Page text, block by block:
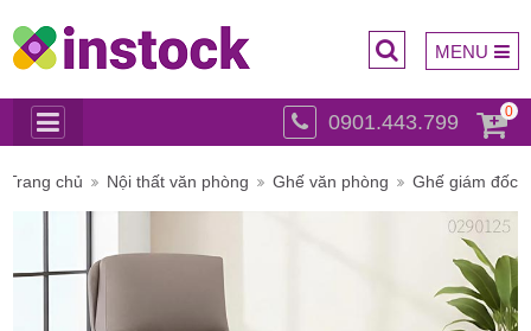
0901.443.799 0
MENU
Trụ sở
Trang chủ Nội thất văn phòng Ghế văn phòng Ghế giám đốc